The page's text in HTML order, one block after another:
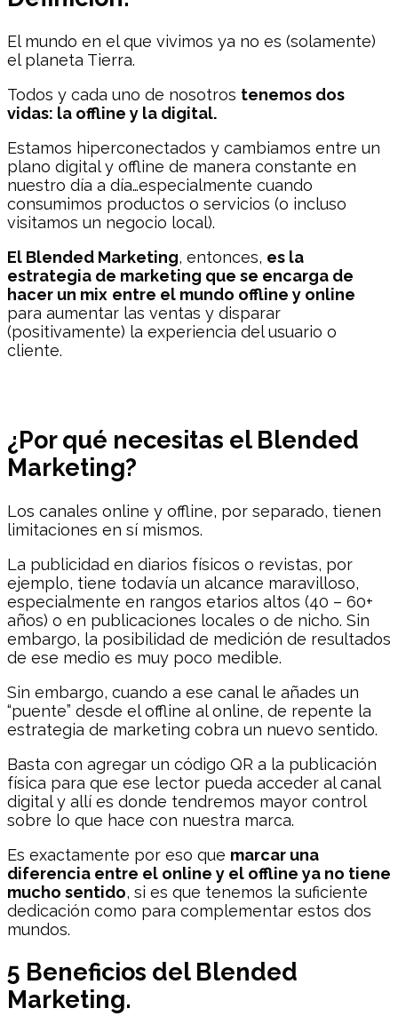
El mundo en el que vivimos ya no es (solamente)
el planeta Tierra.
Todos y cada uno de nosotros tenemos dos
vidas: la offline y la digital.
Estamos hiperconectados y cambiamos entre un
plano digital y offline de manera constante en
nuestro día a día…especialmente cuando
consumimos productos o servicios (o incluso
visitamos un negocio local).
El Blended Marketing, entonces, es la
estrategia de marketing que se encarga de
hacer un mix entre el mundo offline y online
para aumentar las ventas y disparar
(positivamente) la experiencia del usuario o
cliente.
¿Por qué necesitas el Blended
Marketing?
Los canales online y offline, por separado, tienen
limitaciones en sí mismos.
La publicidad en diarios físicos o revistas, por
ejemplo, tiene todavía un alcance maravilloso,
especialmente en rangos etarios altos (40 – 60+
años) o en publicaciones locales o de nicho. Sin
embargo, la posibilidad de medición de resultados
de ese medio es muy poco medible.
Sin embargo, cuando a ese canal le añades un
“puente” desde el offline al online, de repente la
estrategia de marketing cobra un nuevo sentido.
Basta con agregar un código QR a la publicación
física para que ese lector pueda acceder al canal
digital y allí es donde tendremos mayor control
sobre lo que hace con nuestra marca.
Es exactamente por eso que marcar una
diferencia entre el online y el offline ya no tiene
mucho sentido, si es que tenemos la suficiente
dedicación como para complementar estos dos
mundos.
5 Beneficios del Blended
Marketing.